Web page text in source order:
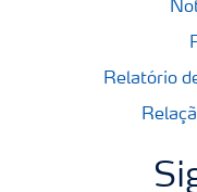
Relatório